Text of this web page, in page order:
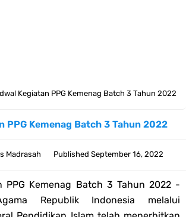
Semester 2 Kelas 4 SD/MI Tahun 2026
Kegiatan PPG Kemenag Batch 3 Tahun 2022
PPG Kemenag Batch 3 Tahun 2022
Madrasah Published September 16, 2022
PPG Kemenag Batch 3 Tahun 2022 -
Republik Indonesia melalui